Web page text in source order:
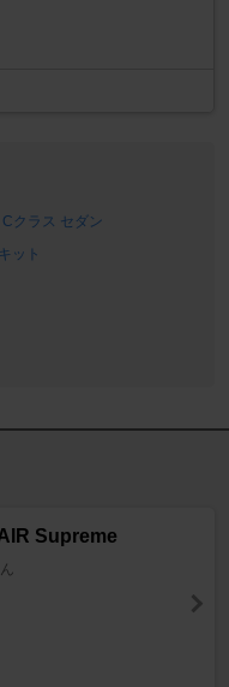
クラス セダン
ット
Supreme